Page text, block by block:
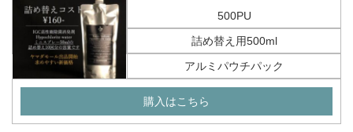
500PU
詰め替え用500ml
アルミパウチパック
購入はこちら